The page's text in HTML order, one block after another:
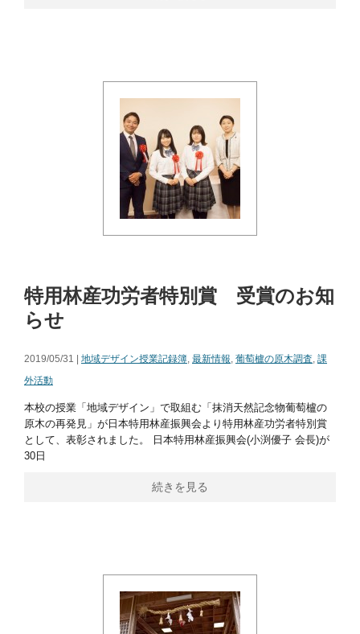
特用林産功労者特別賞 受賞のお知
らせ
2019/05/31 | 地域デザイン授業記録簿, 最新情報, 葡萄櫨の原木調査, 課
外活動
本校の授業「地域デザイン」で取組む「抹消天然記念物葡萄櫨の
原木の再発見」が日本特用林産振興会より特用林産功労者特別賞
として、表彰されました。 日本特用林産振興会(小渕優子 会長)が
30日
続きを見る